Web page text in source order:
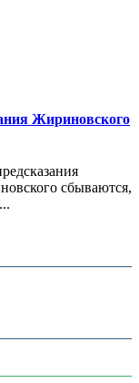
Жириновского
сбываются,